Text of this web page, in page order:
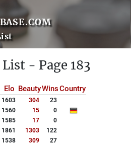
- Page 183
Elo BeautyWinsCountry
1603 304
23
1560 15
0
1585 17
0
1861 1303
122
1538 309
27